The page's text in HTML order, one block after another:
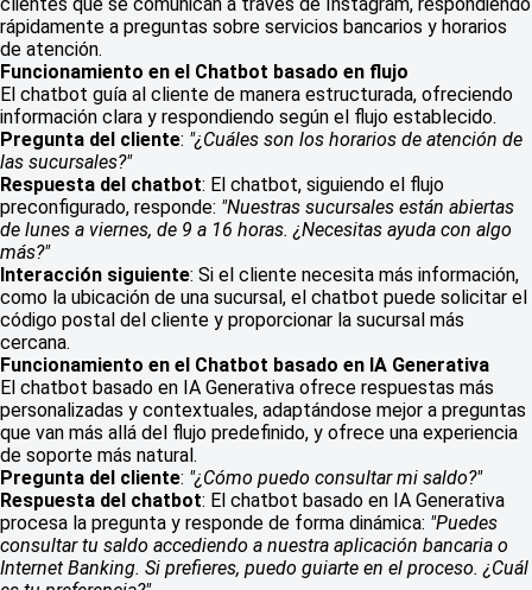
rápidamente a preguntas sobre servicios bancarios y horarios
de atención.
Funcionamiento en el Chatbot basado en flujo
El chatbot guía al cliente de manera estructurada, ofreciendo
información clara y respondiendo según el flujo establecido.
Pregunta del cliente: "¿Cuáles son los horarios de atención de
las sucursales?"
Respuesta del chatbot: El chatbot, siguiendo el flujo
preconfigurado, responde: "Nuestras sucursales están abiertas
de lunes a viernes, de 9 a 16 horas. ¿Necesitas ayuda con algo
más?"
Interacción siguiente: Si el cliente necesita más información,
como la ubicación de una sucursal, el chatbot puede solicitar el
código postal del cliente y proporcionar la sucursal más
cercana.
Funcionamiento en el Chatbot basado en IA Generativa
El chatbot basado en IA Generativa ofrece respuestas más
personalizadas y contextuales, adaptándose mejor a preguntas
que van más allá del flujo predefinido, y ofrece una experiencia
de soporte más natural.
Pregunta del cliente: "¿Cómo puedo consultar mi saldo?"
Respuesta del chatbot: El chatbot basado en IA Generativa
procesa la pregunta y responde de forma dinámica: "Puedes
consultar tu saldo accediendo a nuestra aplicación bancaria o
Internet Banking. Si prefieres, puedo guiarte en el proceso. ¿Cuál